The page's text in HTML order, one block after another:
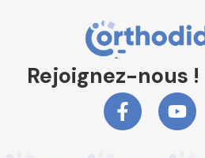
Rejoignez-nous !